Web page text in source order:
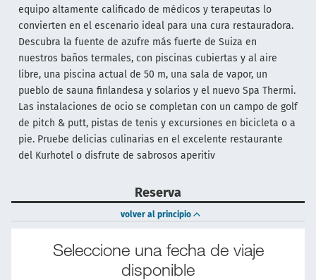
equipo altamente calificado de médicos y terapeutas lo
convierten en el escenario ideal para una cura restauradora.
Descubra la fuente de azufre más fuerte de Suiza en
nuestros baños termales, con piscinas cubiertas y al aire
libre, una piscina actual de 50 m, una sala de vapor, un
pueblo de sauna finlandesa y solarios y el nuevo Spa Thermi.
Las instalaciones de ocio se completan con un campo de golf
de pitch & putt, pistas de tenis y excursiones en bicicleta o a
pie. Pruebe delicias culinarias en el excelente restaurante
del Kurhotel o disfrute de sabrosos aperitiv
Reserva
volver al principio
Seleccione una fecha de viaje
disponible